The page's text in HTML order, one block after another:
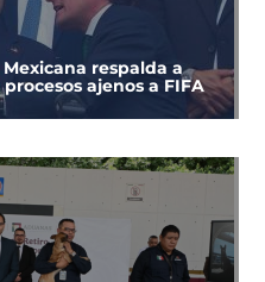
respalda a
ajenos a FIFA